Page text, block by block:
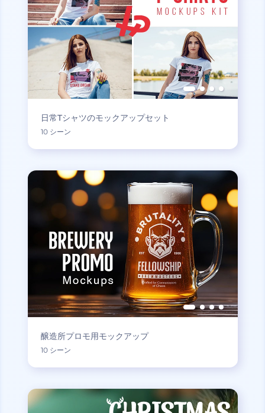
日常Tシャツのモックアップセット
10 シーン
醸造所プロモ用モックアップ
10 シーン